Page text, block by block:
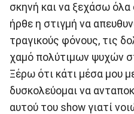
σκηνή και να ξεχάσω
ήρθε η στιγμή να
τραγικούς φόνους, τις
χαμό πολύτιμων ψυχών
Ξέρω ότι κάτι μέσα μου
δυσκολεύομαι να
αυτού του show γιατί